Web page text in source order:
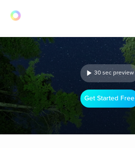
30 sec preview
Get Started Free